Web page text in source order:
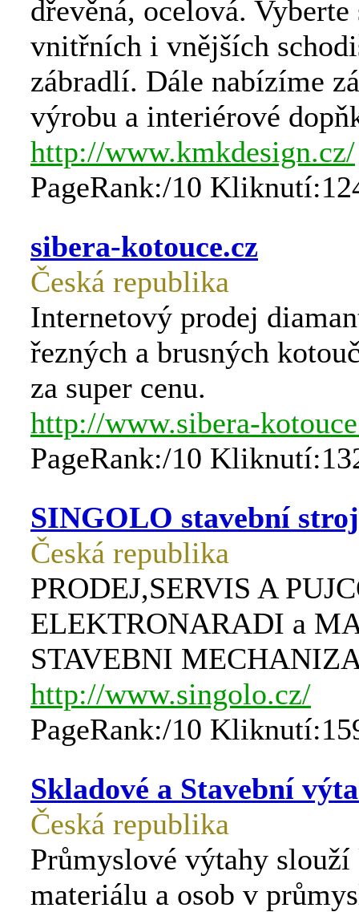
dřevěná, ocelová.
vnitřních i vnějších
zábradlí. Dále nabízíme
výrobu a interiérové
http://www.kmkdesign.cz/
PageRank:/10
sibera-kotouce.cz
Česká republika
Internetový prodej
řezných a brusných
za super cenu.
http://www.sibera-
PageRank:/10
SINGOLO stavební
Česká republika
PRODEJ,SERVIS A
ELEKTRONARADI a
STAVEBNI
http://www.singolo.cz/
PageRank:/10
Skladové a Stavební
Česká republika
Průmyslové výtahy slouží
materiálu a osob v